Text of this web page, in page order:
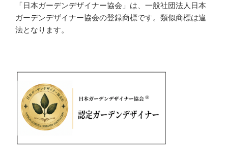
「日本ガーデンデザイナー協会」は、一般社団法人日本
ガーデンデザイナー協会の登録商標です。類似商標は違
法となります。